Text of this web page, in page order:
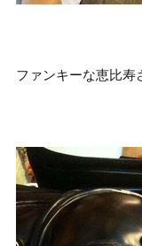
ファンキーな恵比寿